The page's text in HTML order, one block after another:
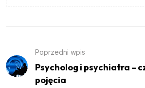
Poprzedni wpis
Psycholog i psychiatra –
pojęcia